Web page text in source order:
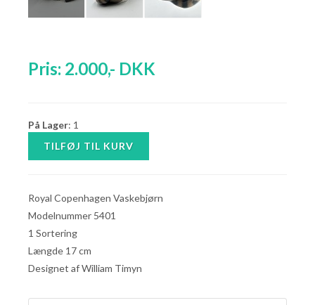
Pris: 2.000,- DKK
På Lager: 1
Royal Copenhagen Vaskebjørn
Modelnummer 5401
1 Sortering
Længde 17 cm
Designet af William Timyn